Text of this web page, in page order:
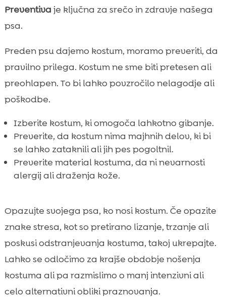
Preventiva je ključna za srečo in zdravje našega
psa.
Preden psu dajemo kostum, moramo preveriti, da
pravilno prilega. Kostum ne sme biti pretesen ali
preohlapen. To bi lahko povzročilo nelagodje ali
poškodbe.
Izberite kostum, ki omogoča lahkotno gibanje.
Preverite, da kostum nima majhnih delov, ki bi
se lahko zataknili ali jih pes pogoltnil.
Preverite material kostuma, da ni nevarnosti
alergij ali draženja kože.
Opazujte svojega psa, ko nosi kostum. Če opazite
znake stresa, kot so pretirano lizanje, trzanje ali
poskusi odstranjevanja kostuma, takoj ukrepajte.
Lahko se odločimo za krajše obdobje nošenja
kostuma ali pa razmislimo o manj intenzivni ali
celo alternativni obliki praznovanja.